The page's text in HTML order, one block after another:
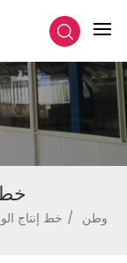
خط
وطن / خط إنتاج